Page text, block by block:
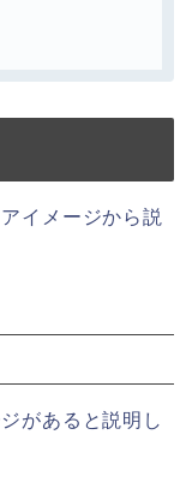
イメージから説
があると説明し